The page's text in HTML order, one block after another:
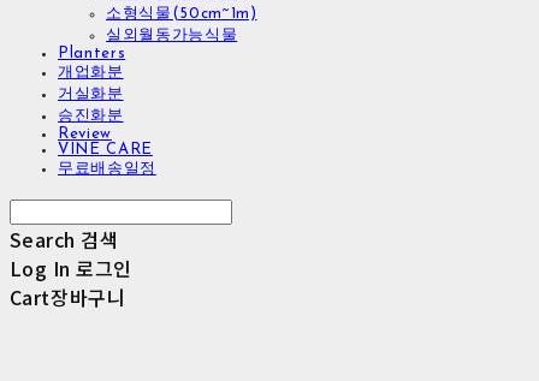
소형식물(50cm~1m)
실외월동가능식물
Planters
개업화분
거실화분
승진화분
Review
VINE CARE
무료배송일정
Search 검색
Log In 로그인
Cart장바구니